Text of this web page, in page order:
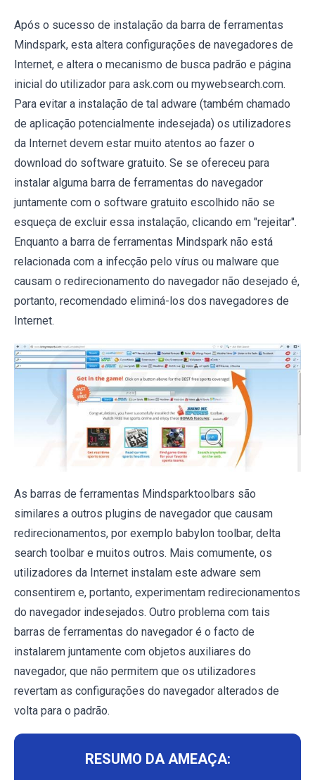
Após o sucesso de instalação da barra de ferramentas
Mindspark, esta altera configurações de navegadores de
Internet, e altera o mecanismo de busca padrão e página
inicial do utilizador para ask.com ou mywebsearch.com.
Para evitar a instalação de tal adware (também chamado
de aplicação potencialmente indesejada) os utilizadores
da Internet devem estar muito atentos ao fazer o
download do software gratuito. Se se ofereceu para
instalar alguma barra de ferramentas do navegador
juntamente com o software gratuito escolhido não se
esqueça de excluir essa instalação, clicando em "rejeitar".
Enquanto a barra de ferramentas Mindspark não está
relacionada com a infecção pelo vírus ou malware que
causam o redirecionamento do navegador não desejado é,
portanto, recomendado eliminá-los dos navegadores de
Internet.
As barras de ferramentas Mindsparktoolbars são
similares a outros plugins de navegador que causam
redirecionamentos, por exemplo babylon toolbar, delta
search toolbar e muitos outros. Mais comumente, os
utilizadores da Internet instalam este adware sem
consentirem e, portanto, experimentam redirecionamentos
do navegador indesejados. Outro problema com tais
barras de ferramentas do navegador é o facto de
instalarem juntamente com objetos auxiliares do
navegador, que não permitem que os utilizadores
revertam as configurações do navegador alterados de
volta para o padrão.
RESUMO DA AMEAÇA: